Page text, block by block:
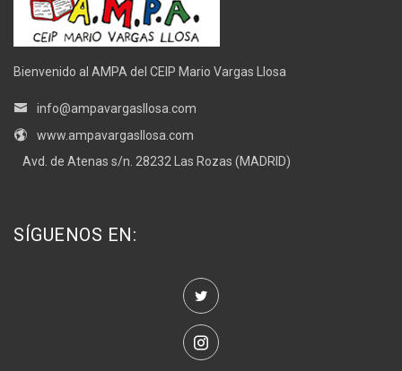
Bienvenido al AMPA del CEIP Mario Vargas Llosa
info@ampavargasllosa.com
www.ampavargasllosa.com
Avd. de Atenas s/n. 28232 Las Rozas (MADRID)
SÍGUENOS EN: